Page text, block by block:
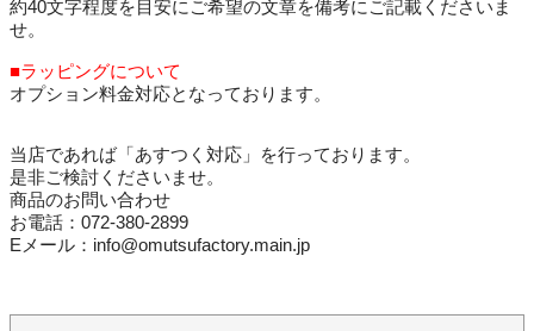
約40文字程度を目安にご希望の文章を備考にご記載くださいま
せ。
■ラッピングについて
オプション料金対応となっております。
当店であれば「あすつく対応」を行っております。
是非ご検討くださいませ。
商品のお問い合わせ
お電話：072-380-2899
Eメール：info@omutsufactory.main.jp